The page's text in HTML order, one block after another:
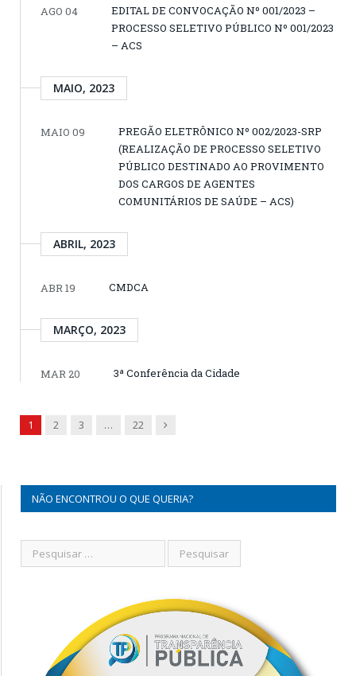
AGO 04
EDITAL DE CONVOCAÇÃO Nº 001/2023 –
PROCESSO SELETIVO PÚBLICO Nº 001/2023
– ACS
MAIO, 2023
MAIO 09
PREGÃO ELETRÔNICO Nº 002/2023-SRP
(REALIZAÇÃO DE PROCESSO SELETIVO
PÚBLICO DESTINADO AO PROVIMENTO
DOS CARGOS DE AGENTES
COMUNITÁRIOS DE SAÚDE – ACS)
ABRIL, 2023
ABR 19 CMDCA
MARÇO, 2023
MAR 20 3ª Conferência da Cidade
1 2 3 … 22 Next
NÃO ENCONTROU O QUE QUERIA?